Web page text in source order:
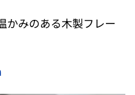
かみのある木製フレー